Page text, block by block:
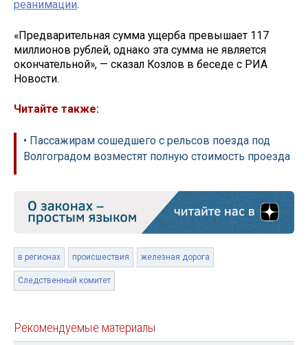
реанимации.
«Предварительная сумма ущерба превышает 117
миллионов рублей, однако эта сумма не является
окончательной», — сказал Козлов в беседе с РИА
Новости.
Читайте также:
• Пассажирам сошедшего с рельсов поезда под
Волгоградом возместят полную стоимость проезда
в регионах происшествия железная дорога
Следственный комитет
Рекомендуемые материалы